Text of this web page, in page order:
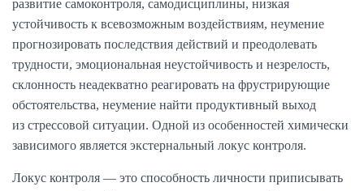
развитие самоконтроля, самодисциплины, низкая
устойчивость к всевозможным воздействиям, неумение
прогнозировать последствия действий и преодолевать
трудности, эмоциональная неустойчивость и незрелость,
склонность неадекватно реагировать на фрустрирующие
обстоятельства, неумение найти продуктивный выход
из стрессовой ситуации. Одной из особенностей химически
зависимого является экстернальный локус контроля.
Локус контроля — это способность личности приписывать